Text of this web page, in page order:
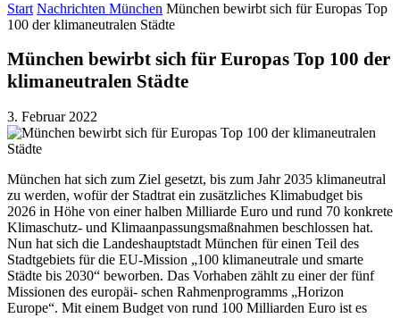
Start Nachrichten München München bewirbt sich für Europas Top
100 der klimaneutralen Städte
München bewirbt sich für Europas Top 100 der
klimaneutralen Städte
3. Februar 2022
München hat sich zum Ziel gesetzt, bis zum Jahr 2035 klimaneutral
zu werden, wofür der Stadtrat ein zusätzliches Klimabudget bis
2026 in Höhe von einer halben Milliarde Euro und rund 70 konkrete
Klimaschutz- und Klimaanpassungsmaßnahmen beschlossen hat.
Nun hat sich die Landeshauptstadt München für einen Teil des
Stadtgebiets für die EU-Mission „100 klimaneutrale und smarte
Städte bis 2030“ beworben. Das Vorhaben zählt zu einer der fünf
Missionen des europäi- schen Rahmenprogramms „Horizon
Europe“. Mit einem Budget von rund 100 Milliarden Euro ist es